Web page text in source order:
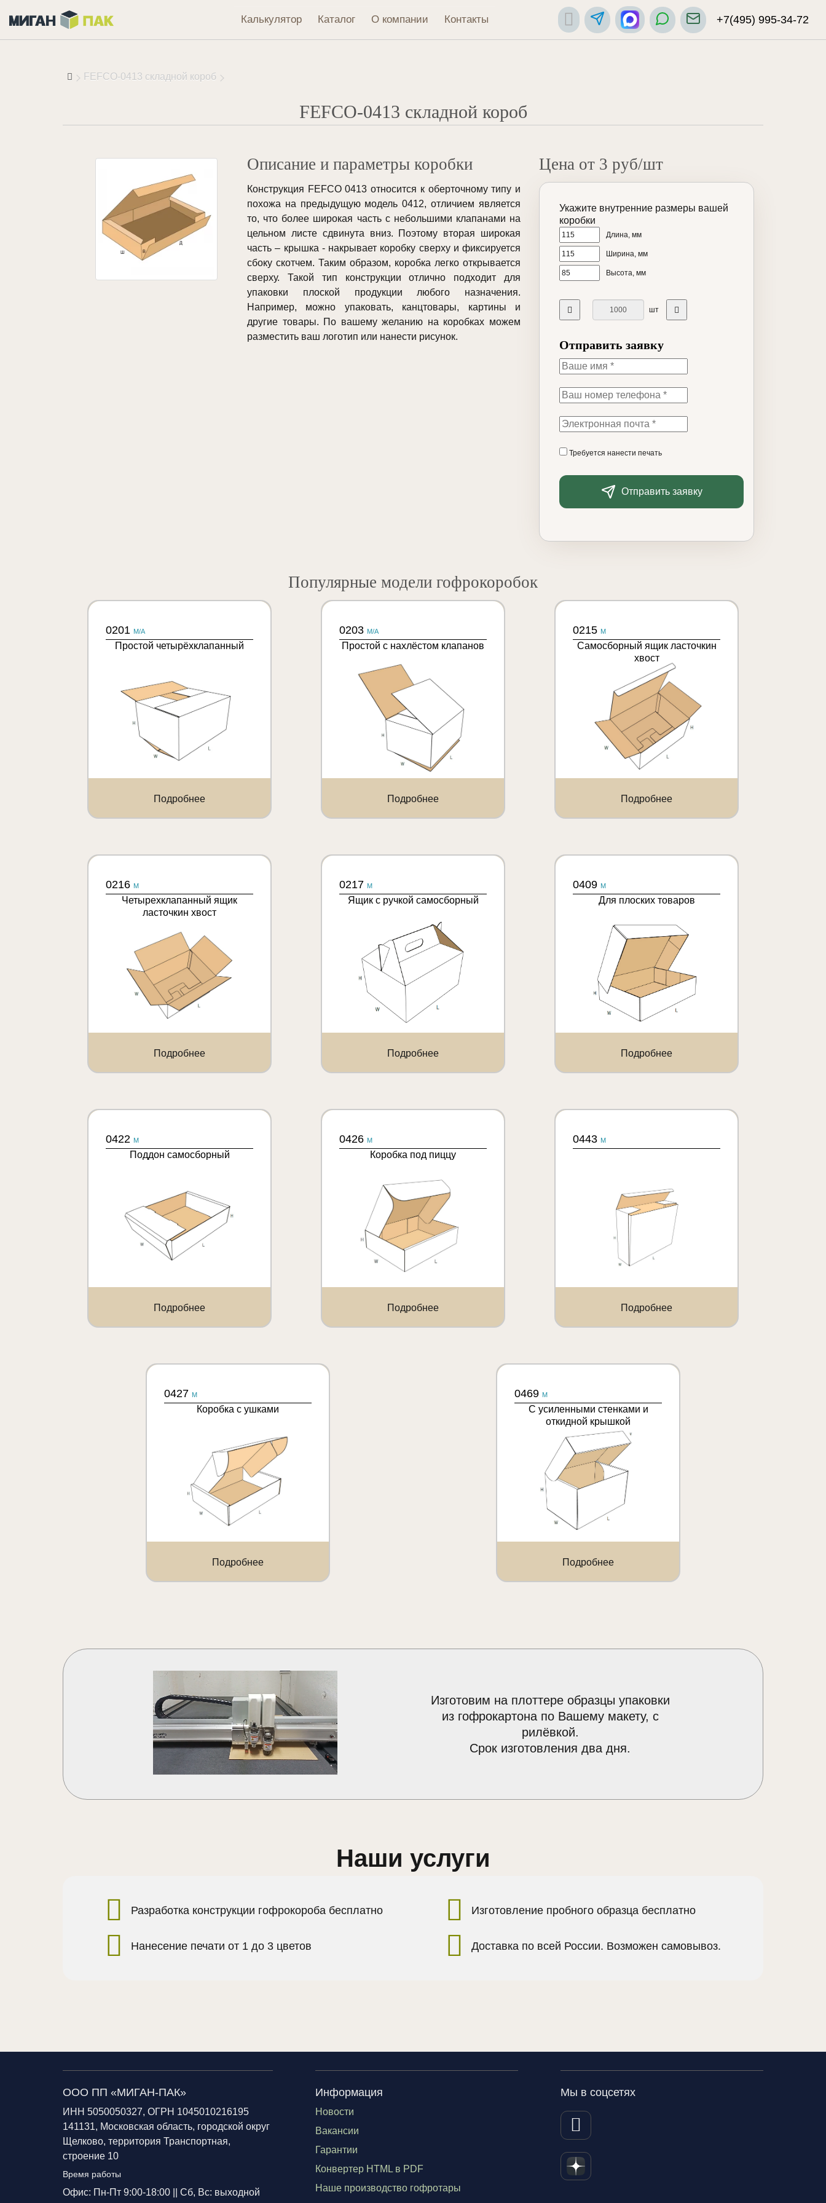
Калькулятор Каталог О компании Контакты +7(495) 995-34-72
FEFCO-0413 складной короб
FEFCO-0413 складной короб
Описание и параметры коробки
Конструкция FEFCO 0413 относится к оберточному типу и
похожа на предыдущую модель 0412, отличием является
то, что более широкая часть с небольшими клапанами на
цельном листе сдвинута вниз. Поэтому вторая широкая
часть – крышка - накрывает коробку сверху и фиксируется
сбоку скотчем. Таким образом, коробка легко открывается
сверху. Такой тип конструкции отлично подходит для
упаковки плоской продукции любого назначения.
Например, можно упаковать, канцтовары, картины и
другие товары. По вашему желанию на коробках можем
разместить ваш логотип или нанести рисунок.
Цена от 3 руб/шт
Укажите внутренние размеры вашей
коробки
Длина, мм
Ширина, мм
Высота, мм
шт
Отправить заявку
Требуется нанести печать
Отправить заявку
Популярные модели гофрокоробок
0201 M/A
Простой четырёхклапанный
Подробнее
0203 M/A
Простой с нахлёстом клапанов
Подробнее
0215 M
Самосборный ящик ласточкин
хвост
Подробнее
0216 M
Четырехклапанный ящик
ласточкин хвост
Подробнее
0217 M
Ящик с ручкой самосборный
Подробнее
0409 M
Для плоских товаров
Подробнее
0422 M
Поддон самосборный
Подробнее
0426 M
Коробка под пиццу
Подробнее
0443 M
Подробнее
0427 M
Коробка с ушками
Подробнее
0469 M
С усиленными стенками и
откидной крышкой
Подробнее
Изготовим на плоттере образцы упаковки
из гофрокартона по Вашему макету, с
рилёвкой.
Срок изготовления два дня.
Наши услуги
Разработка конструкции гофрокороба бесплатно
Нанесение печати от 1 до 3 цветов
Изготовление пробного образца бесплатно
Доставка по всей России. Возможен самовывоз.
ООО ПП «МИГАН-ПАК»
ИНН 5050050327, ОГРН 1045010216195
141131, Московская область, городской округ
Щелково, территория Транспортная,
строение 10
Время работы
Офис: Пн-Пт 9:00-18:00 || Сб, Вс: выходной
Информация
Новости
Вакансии
Гарантии
Конвертер HTML в PDF
Наше производство гофротары
Мы в соцсетях